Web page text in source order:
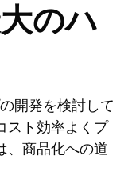
のハ
開発を検討して
スト効率よくプ
、商品化への道